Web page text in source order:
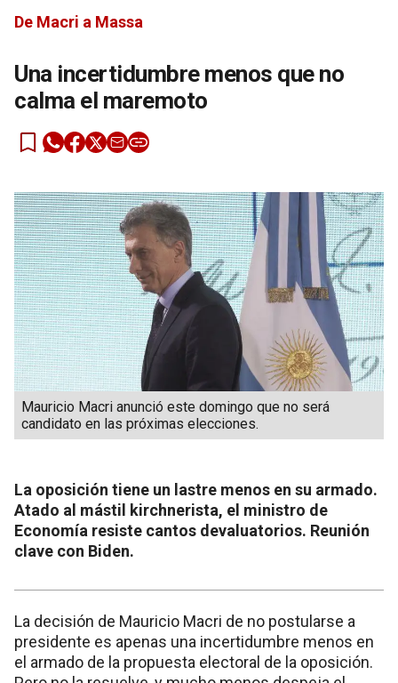
De Macri a Massa
Una incertidumbre menos que no
calma el maremoto
Mauricio Macri anunció este domingo que no será
candidato en las próximas elecciones.
La oposición tiene un lastre menos en su armado.
Atado al mástil kirchnerista, el ministro de
Economía resiste cantos devaluatorios. Reunión
clave con Biden.
La decisión de Mauricio Macri de no postularse a
presidente es apenas una incertidumbre menos en
el armado de la propuesta electoral de la oposición.